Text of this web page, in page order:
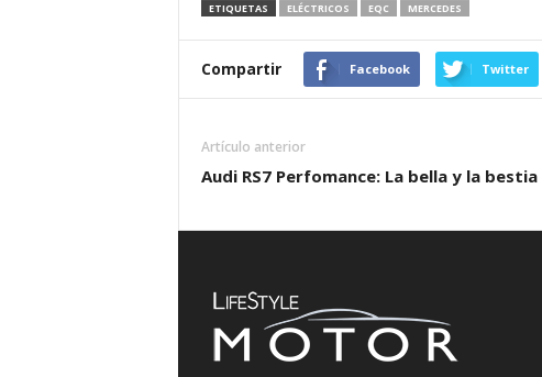
ETIQUETAS ELÉCTRICOS EQC MERCEDES
Compartir Facebook Twitter
Artículo anterior
Audi RS7 Perfomance: La bella y la bestia